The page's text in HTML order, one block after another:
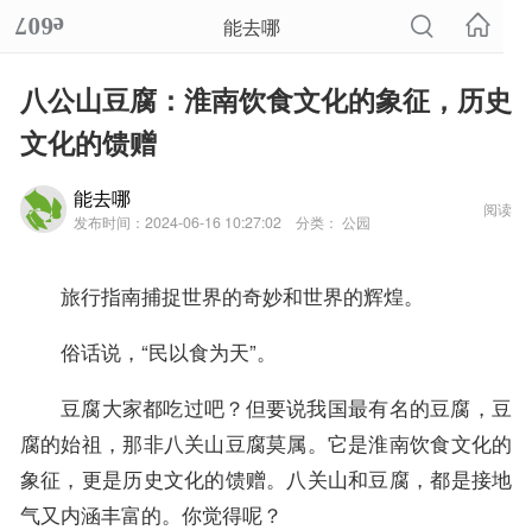
能去哪
八公山豆腐：淮南饮食文化的象征，历史
文化的馈赠
能去哪
发布时间：2024-06-16 10:27:02 分类： 公园
阅读
旅行指南捕捉世界的奇妙和世界的辉煌。
俗话说，“民以食为天”。
豆腐大家都吃过吧？但要说我国最有名的豆腐，豆
腐的始祖，那非八关山豆腐莫属。它是淮南饮食文化的
象征，更是历史文化的馈赠。八关山和豆腐，都是接地
气又内涵丰富的。你觉得呢？